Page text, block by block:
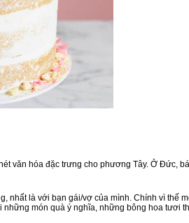
văn hóa đặc trưng cho phương Tây. Ở Đức,
nhất là với bạn gái/vợ của mình. Chính vì thế
món quà ý nghĩa, những bông hoa tươi